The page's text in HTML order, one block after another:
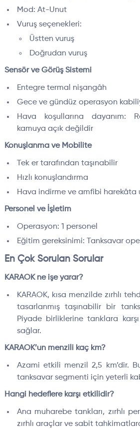
Mod: At-Unut
Vuruş seçenekleri:
Üstten vuruş
Doğrudan vuruş
Sensör ve Görüş Sistemi
Entegre termal nişangâh
Gece ve gündüz operasyon
Hava koşullarına dayanım:
kamuya açık değildir
Konuşlanma ve Mobilite
Tek er tarafından taşınabilir
Hızlı konuşlandırma
Hava indirme ve amfibi harekâta
Personel ve İşletim
Operasyon: 1 personel
Eğitim gereksinimi: Tanksavar
En Çok Sorulan Sorular
KARAOK ne işe yarar?
KARAOK, kısa menzilde zırhlı
tasarlanmış taşınabilir bir
Piyade birliklerine tanklara
sağlar.
KARAOK’un menzili kaç km?
Azami etkili menzil 2,5 km’dir.
tanksavar segmenti için yeterli
Hangi hedeflere karşı etkilidir?
Ana muharebe tankları, zırhlı
zırhlı araçlar ve sabit